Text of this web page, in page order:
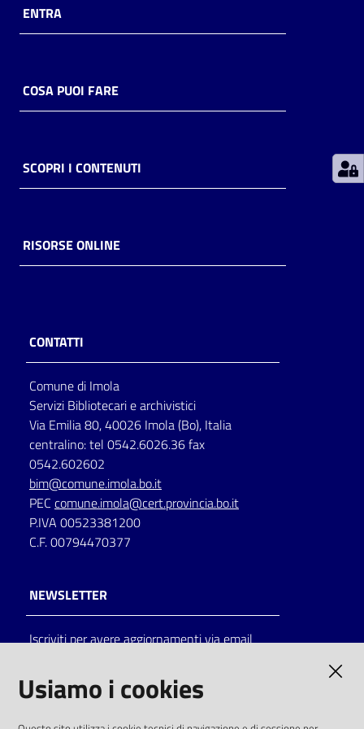
Patto
lettura
Seguici
su
Catalogo
on line
Eventi
Chiedi al
bibliotecario
Orari
ENTRA
COSA PUOI FARE
SCOPRI I CONTENUTI
RISORSE ONLINE
CONTATTI
Comune di Imola
Servizi Bibliotecari e archivistici
Via Emilia 80, 40026 Imola (Bo), Italia
centralino: tel 0542.6026.36 fax
0542.602602
bim@comune.imola.bo.it
PEC comune.imola@cert.provincia.bo.it
P.IVA 00523381200
C.F. 00794470377
NEWSLETTER
Iscriviti per avere aggiornamenti via email
Usiamo i cookies